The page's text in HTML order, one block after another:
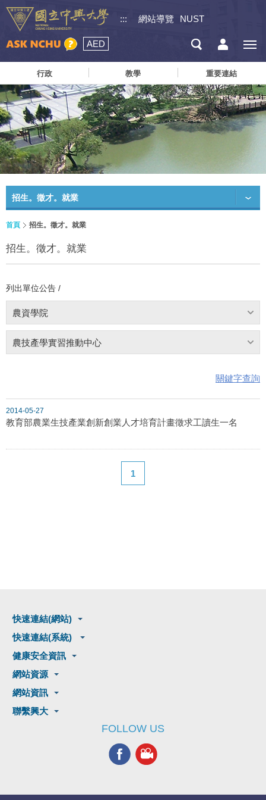
::: 網站導覽 NUST
AED
行政 教學 重要連結
招生。徵才。就業
首頁 招生。徵才。就業
招生。徵才。就業
列出單位公告 /
農資學院
農技產學實習推動中心
關鍵字查詢
2014-05-27
教育部農業生技產業創新創業人才培育計畫徵求工讀生一名
1
快速連結(網站)
快速連結(系統)
健康安全資訊
網站資源
網站資訊
聯繫興大
FOLLOW US